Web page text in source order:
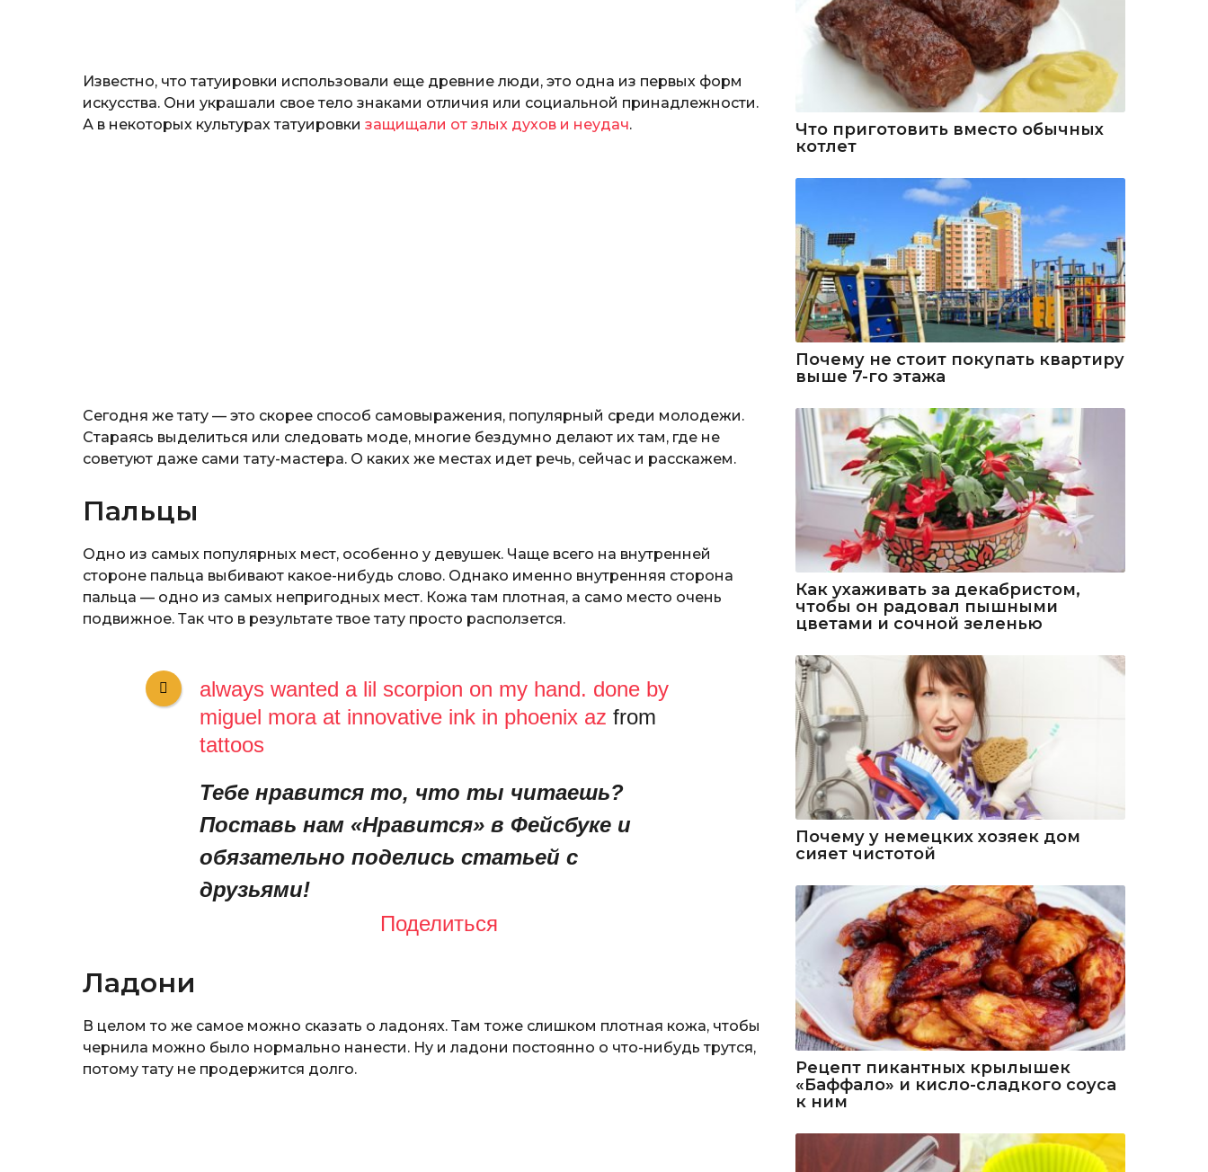
Известно, что татуировки использовали еще древние люди, это одна из первых форм
искусства. Они украшали свое тело знаками отличия или социальной принадлежности.
А в некоторых культурах татуировки защищали от злых духов и неудач.
Сегодня же тату — это скорее способ самовыражения, популярный среди молодежи.
Стараясь выделиться или следовать моде, многие бездумно делают их там, где не
советуют даже сами тату-мастера. О каких же местах идет речь, сейчас и расскажем.
Пальцы
Одно из самых популярных мест, особенно у девушек. Чаще всего на внутренней
стороне пальца выбивают какое-нибудь слово. Однако именно внутренняя сторона
пальца — одно из самых непригодных мест. Кожа там плотная, а само место очень
подвижное. Так что в результате твое тату просто расползется.
always wanted a lil scorpion on my hand. done by
miguel mora at innovative ink in phoenix az from
tattoos
Тебе нравится то, что ты читаешь?
Поставь нам «Нравится» в Фейсбуке и
обязательно поделись статьей с
друзьями!
Поделиться
Ладони
В целом то же самое можно сказать о ладонях. Там тоже слишком плотная кожа, чтобы
чернила можно было нормально нанести. Ну и ладони постоянно о что-нибудь трутся,
потому тату не продержится долго.
Что приготовить вместо обычных
котлет
Почему не стоит покупать квартиру
выше 7-го этажа
Как ухаживать за декабристом,
чтобы он радовал пышными
цветами и сочной зеленью
Почему у немецких хозяек дом
сияет чистотой
Рецепт пикантных крылышек
«Баффало» и кисло-сладкого соуса
к ним